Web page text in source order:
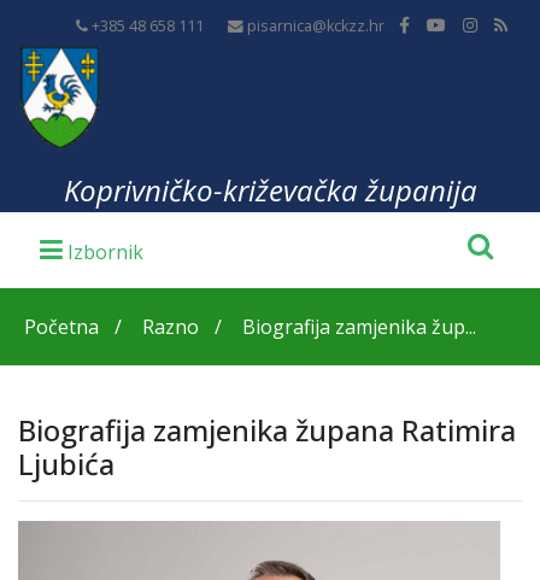
+385 48 658 111 pisarnica@kckzz.hr
Koprivničko-križevačka županija
Početna Razno Biografija zamjenika žup...
Biografija zamjenika župana Ratimira
Ljubića